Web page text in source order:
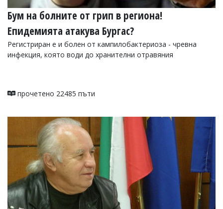
Бум на болните от грип в региона!
Епидемията атакува Бургас?
Регистриран е и болен от кампилобактериоза - чревна
инфекция, която води до хранителни отравяния
прочетено 22485 пъти